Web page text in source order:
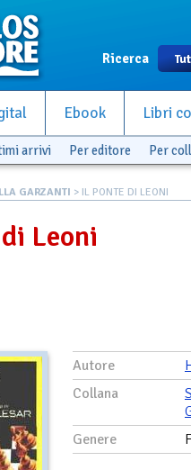
Ricerca
Ebook Libri
arrivi Per editore Per
GARZANTI > IL PONTE DI LEONI
Leoni
Autore
Collana
Genere